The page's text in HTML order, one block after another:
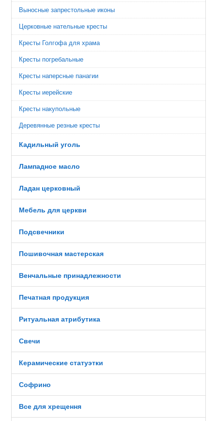
Выносные запрестольные иконы
Церковные нательные кресты
Кресты Голгофа для храма
Кресты погребальные
Кресты наперсные панагии
Кресты иерейские
Кресты накупольные
Деревянные резные кресты
Кадильный уголь
Лампадное масло
Ладан церковный
Мебель для церкви
Подсвечники
Пошивочная мастерская
Венчальные принадлежности
Печатная продукция
Ритуальная атрибутика
Свечи
Керамические статуэтки
Софрино
Все для хрещення